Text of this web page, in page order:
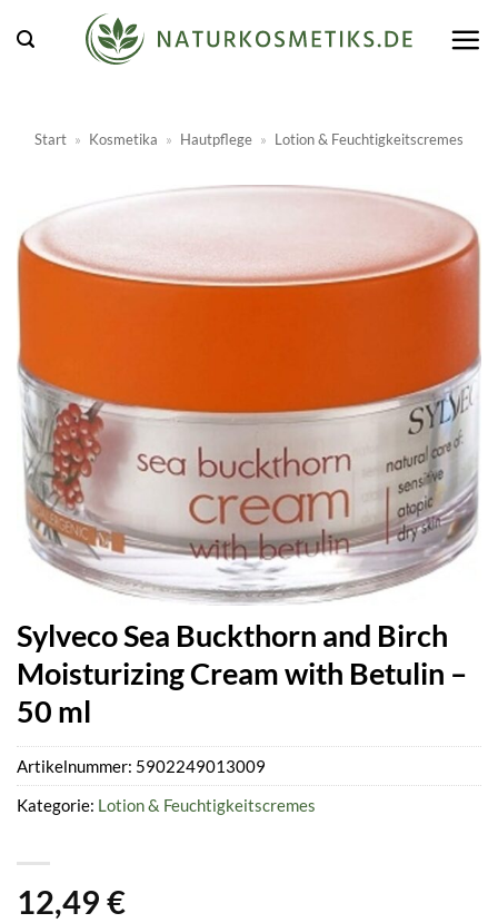
Inhalt
Start » Kosmetika » Hautpflege » Lotion & Feuchtigkeitscremes
Sylveco Sea Buckthorn and Birch
Moisturizing Cream with Betulin –
50 ml
12,49 €
Artikelnummer: 5902249013009
Kategorie: Lotion & Feuchtigkeitscremes